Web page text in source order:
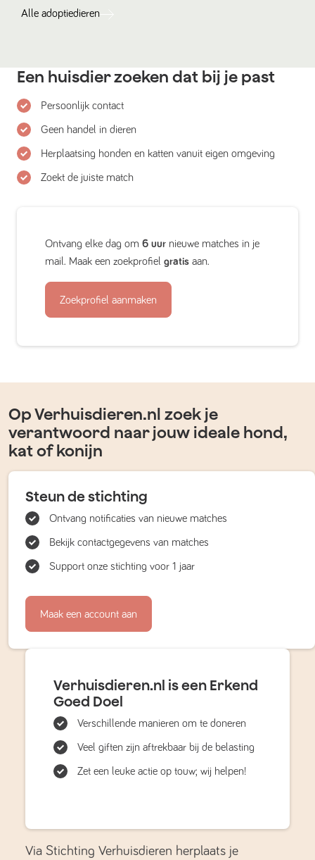
Alle adoptiedieren
Een huisdier zoeken dat bij je past
Persoonlijk contact
Geen handel in dieren
Herplaatsing honden en katten vanuit eigen omgeving
Zoekt de juiste match
Ontvang elke dag om 6 uur nieuwe matches in je
mail. Maak een zoekprofiel gratis aan.
Zoekprofiel aanmaken
Op Verhuisdieren.nl zoek je
verantwoord naar jouw ideale hond,
kat of konijn
Steun de stichting
Ontvang notificaties van nieuwe matches
Bekijk contactgegevens van matches
Support onze stichting voor 1 jaar
Maak een account aan
Verhuisdieren.nl is een Erkend
Goed Doel
Verschillende manieren om te doneren
Veel giften zijn aftrekbaar bij de belasting
Zet een leuke actie op touw; wij helpen!
Via Stichting Verhuisdieren herplaats je